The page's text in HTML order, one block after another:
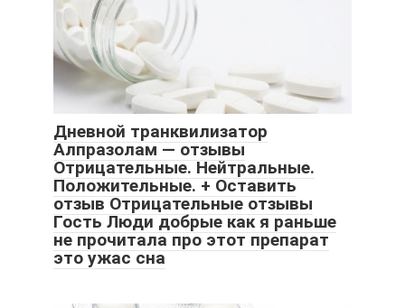
Дневной транквилизатор
Алпразолам — отзывы
Отрицательные. Нейтральные.
Положительные. + Оставить
отзыв Отрицательные отзывы
Гость Люди добрые как я раньше
не прочитала про этот препарат
это ужас сна